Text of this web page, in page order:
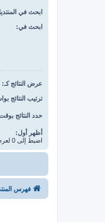
ابحث في
ابحث في:
عرض النتائج كـ:
ترتيب النتائج
حدد النتائج
أظهر أول:
اضبط إلى 0 لعرض المشاركة كاملة.
فهرس